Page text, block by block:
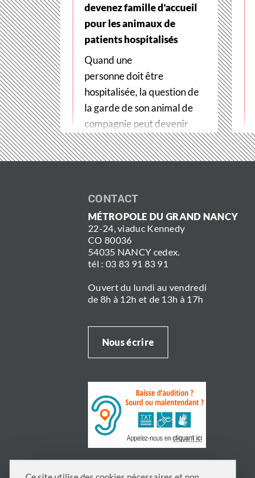
devenez famille d'accueil
pour les animaux de
patients hospitalisés
Quand une
personne doit être
hospitalisée, la question de
la garde de son animal de
compagnie peut devenir
un véritable frein
aux soins. Pour…
CONTACT
MÉTROPOLE DU GRAND NANCY
22-24, viaduc Kennedy
CO 80036
54035 NANCY cedex.
tél : 03 83 91 83 91
Ouvert du lundi au vendredi
de 8h à 12h et de 13h à 17h
Nous écrire